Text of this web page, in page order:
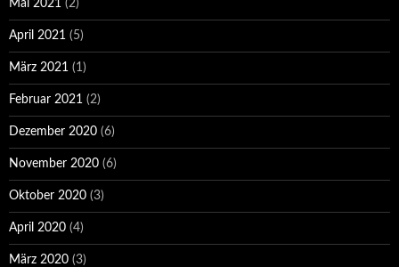
Mai 2021 (2)
April 2021 (5)
März 2021 (1)
Februar 2021 (2)
Dezember 2020 (6)
November 2020 (6)
Oktober 2020 (3)
April 2020 (4)
März 2020 (3)